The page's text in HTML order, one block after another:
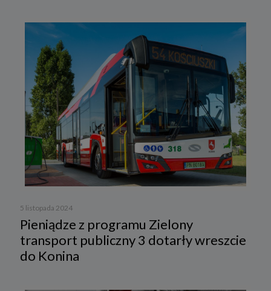
5 listopada 2024
Pieniądze z programu Zielony
transport publiczny 3 dotarły wreszcie
do Konina